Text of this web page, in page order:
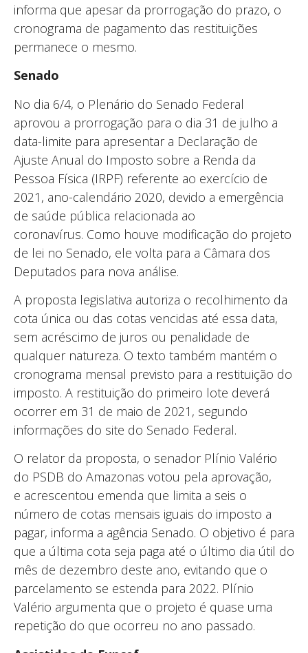
informa que apesar da prorrogação do prazo, o
cronograma de pagamento das restituições
permanece o mesmo.
Senado
No dia 6/4, o Plenário do Senado Federal
aprovou a prorrogação para o dia 31 de julho a
data-limite para apresentar a Declaração de
Ajuste Anual do Imposto sobre a Renda da
Pessoa Física (IRPF) referente ao exercício de
2021, ano-calendário 2020, devido a emergência
de saúde pública relacionada ao
coronavírus. Como houve modificação do projeto
de lei no Senado, ele volta para a Câmara dos
Deputados para nova análise.
A proposta legislativa autoriza o recolhimento da
cota única ou das cotas vencidas até essa data,
sem acréscimo de juros ou penalidade de
qualquer natureza. O texto também mantém o
cronograma mensal previsto para a restituição do
imposto. A restituição do primeiro lote deverá
ocorrer em 31 de maio de 2021, segundo
informações do site do Senado Federal.
O relator da proposta, o senador Plínio Valério
do PSDB do Amazonas votou pela aprovação,
e acrescentou emenda que limita a seis o
número de cotas mensais iguais do imposto a
pagar, informa a agência Senado. O objetivo é para
que a última cota seja paga até o último dia útil do
mês de dezembro deste ano, evitando que o
parcelamento se estenda para 2022. Plínio
Valério argumenta que o projeto é quase uma
repetição do que ocorreu no ano passado.